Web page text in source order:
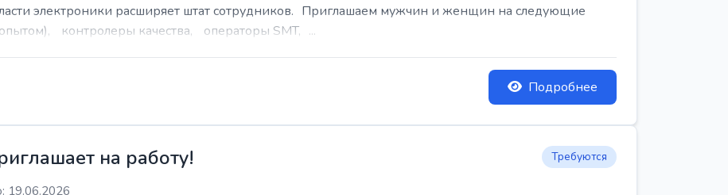
электроники расширяет штат сотрудников. Приглашаем мужчин и женщин на следующие
контролеры качества, операторы SMT, ...
Подробнее
на работу! Требуются
19.06.2026